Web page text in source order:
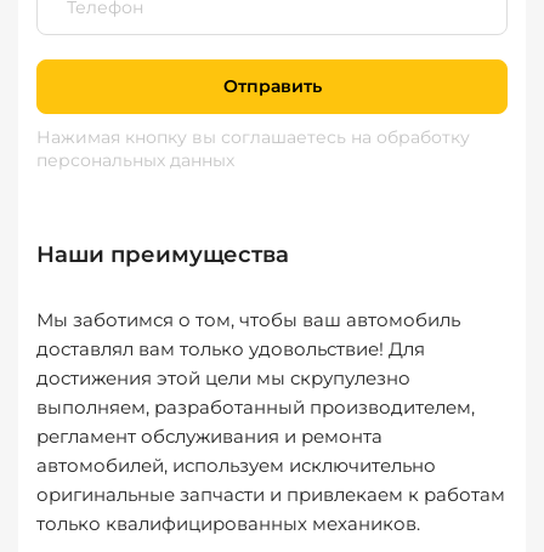
Отправить
Нажимая кнопку вы соглашаетесь на обработку
персональных данных
Наши преимущества
Мы заботимся о том, чтобы ваш автомобиль
доставлял вам только удовольствие! Для
достижения этой цели мы скрупулезно
выполняем, разработанный производителем,
регламент обслуживания и ремонта
автомобилей, используем исключительно
оригинальные запчасти и привлекаем к работам
только квалифицированных механиков.